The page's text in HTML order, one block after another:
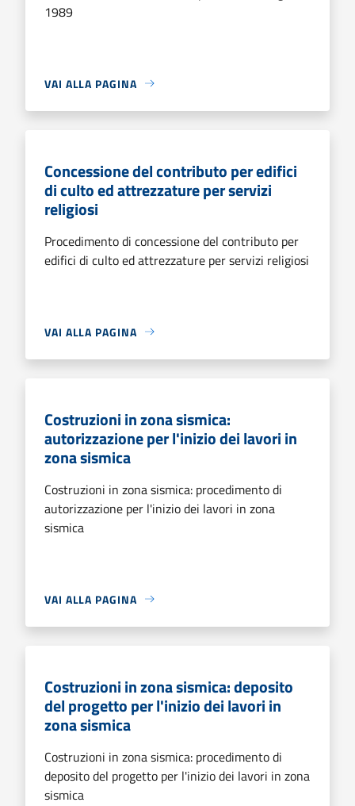
1989
VAI ALLA PAGINA
Concessione del contributo per edifici
di culto ed attrezzature per servizi
religiosi
Procedimento di concessione del contributo per
edifici di culto ed attrezzature per servizi religiosi
VAI ALLA PAGINA
Costruzioni in zona sismica:
autorizzazione per l'inizio dei lavori in
zona sismica
Costruzioni in zona sismica: procedimento di
autorizzazione per l'inizio dei lavori in zona
sismica
VAI ALLA PAGINA
Costruzioni in zona sismica: deposito
del progetto per l'inizio dei lavori in
zona sismica
Costruzioni in zona sismica: procedimento di
deposito del progetto per l'inizio dei lavori in zona
sismica